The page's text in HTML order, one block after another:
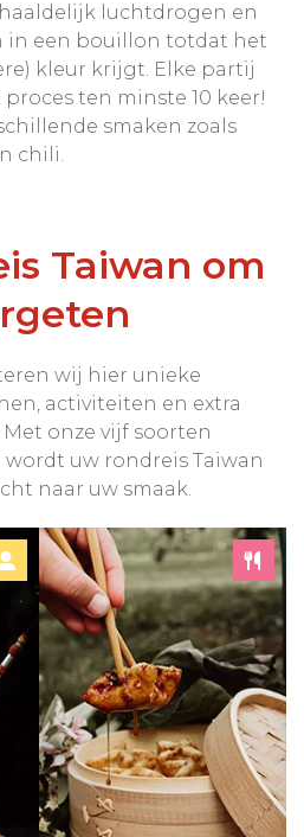
luchtdrogen en
in een bouillon totdat het
kleur krijgt. Elke partij
ten minste 10 keer!
smaken zoals
chili.
Taiwan om
wij hier unieke
activiteiten en extra
onze vijf soorten
uw rondreis Taiwan
naar uw smaak.